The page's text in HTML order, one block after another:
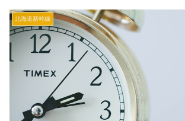
北海道新幹線